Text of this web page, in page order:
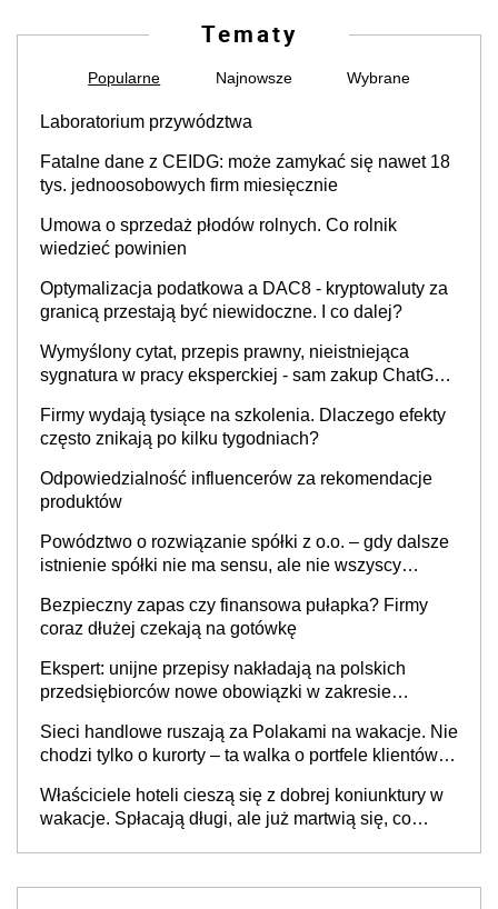
Tematy
Popularne Najnowsze Wybrane
Laboratorium przywództwa
Fatalne dane z CEIDG: może zamykać się nawet 18
tys. jednoosobowych firm miesięcznie
Umowa o sprzedaż płodów rolnych. Co rolnik
wiedzieć powinien
Optymalizacja podatkowa a DAC8 - kryptowaluty za
granicą przestają być niewidoczne. I co dalej?
Wymyślony cytat, przepis prawny, nieistniejąca
sygnatura w pracy eksperckiej - sam zakup ChatGPT
Firmy wydają tysiące na szkolenia. Dlaczego efekty
często znikają po kilku tygodniach?
Odpowiedzialność influencerów za rekomendacje
produktów
Powództwo o rozwiązanie spółki z o.o. – gdy dalsze
istnienie spółki nie ma sensu, ale nie wszyscy
Bezpieczny zapas czy finansowa pułapka? Firmy
coraz dłużej czekają na gotówkę
Ekspert: unijne przepisy nakładają na polskich
przedsiębiorców nowe obowiązki w zakresie
Sieci handlowe ruszają za Polakami na wakacje. Nie
chodzi tylko o kurorty – ta walka o portfele klientów
cichu
Właściciele hoteli cieszą się z dobrej koniunktury w
wakacje. Spłacają długi, ale już martwią się, co